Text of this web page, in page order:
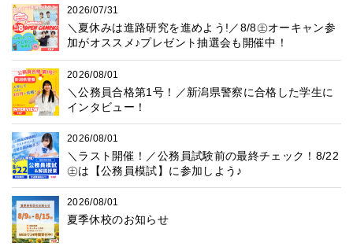
2026/07/31
＼夏休みは進路研究を進めよう!／8/8㊏オーキャン参
加がオススメ♪プレゼント抽選会も開催中！
2026/08/01
＼公務員合格第1号！／新潟県警察に合格した学生に
インタビュー！
2026/08/01
＼ラスト開催！／公務員試験前の最終チェック！8/22
㊏は【公務員模試】に参加しよう♪
2026/08/01
夏季休校のお知らせ